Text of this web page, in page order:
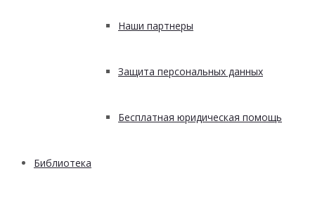
Наши партнеры
Защита персональных данных
Бесплатная юридическая помощь
Библиотека